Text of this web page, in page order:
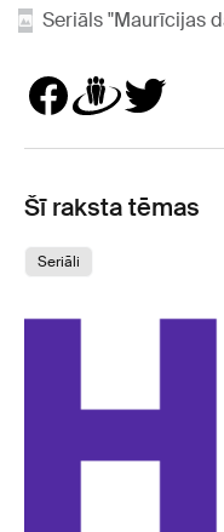
Seriāls "Maurīcijas
Šī raksta tēmas
Seriāli